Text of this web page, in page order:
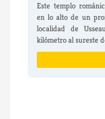
Este templo
en lo alto de un
localidad de
kilómetro al sureste